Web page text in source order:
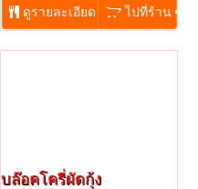
ดูรายละเอียด ไปที่ร้าน
บล๊อคโครี่ผัดกุ้ง